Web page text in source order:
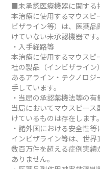
■未承認医療機器に関する
本治療に使用するマウスピ
ビザライン等）は、医薬
けていない未承認機器です。
・入手経路等
本治療に使用するマウスピ
社の製品（インビザライン
あるアライン・テクノロ
手しています。
・当局の承認薬機法等の有
当局においてマウスピー
けているものは存在します。
・諸外国における安全性等
インビザライン等は、世
数百万件を超える症例実
ありません。